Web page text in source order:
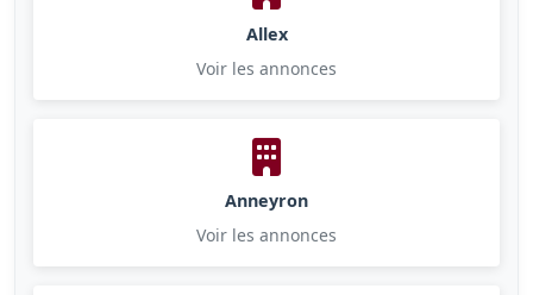
Allex
Voir les annonces
Anneyron
Voir les annonces